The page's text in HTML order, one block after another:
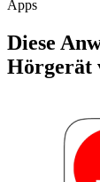
Apps
Diese
Hörgerät